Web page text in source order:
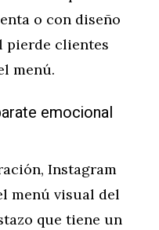
o con diseño
pierde clientes
menú.
emocional
Instagram
menú visual del
que tiene un